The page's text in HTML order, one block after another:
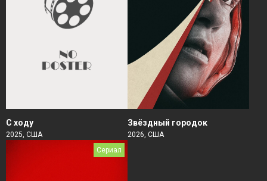
С ходу
2025, США
Звёздный городок
2026, США
Сериал